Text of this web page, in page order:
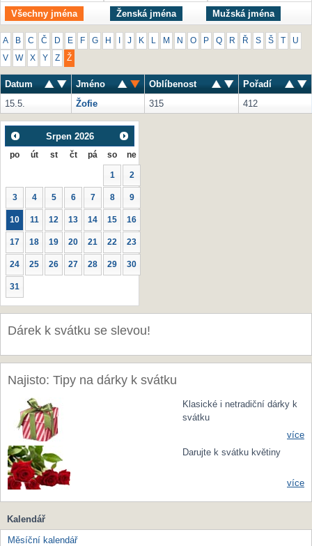
Všechny jména Ženská jména Mužská jména
A B C Č D E F G H J K M N O P Q R Ř S Š U
V W X Y Z Ž
Datum Jméno Oblíbenost
Pořadí
15.5.
Žofie 315 412
Srpen 2026
po út st čt pá so ne
1 2
3 4 5 6 7 8 9
10 11 12 13 14 15 16
17 18 19 20 21 22 23
24 25 26 27 28 29 30
31
Dárek k svátku se slevou!
Najisto: Tipy na dárky k svátku
Klasické i netradiční dárky k
svátku
více
Darujte k svátku květiny
více
Kalendář
Měsíční kalendář